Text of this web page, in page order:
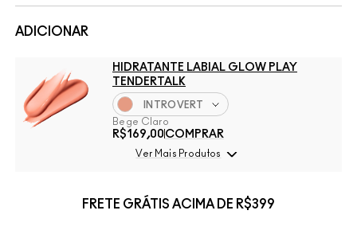
ADICIONAR
HIDRATANTE LABIAL GLOW PLAY
TENDERTALK
INTROVERT
Bege Claro
R$169,00 COMPRAR
Ver Mais Produtos
FRETE GRÁTIS ACIMA DE R$399